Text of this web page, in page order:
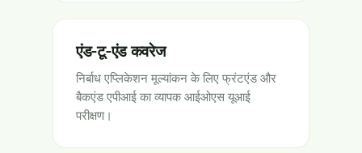
एंड-टू-एंड कवरेज
निर्बाध एप्लिकेशन मूल्यांकन के लिए फ्रंटएंड और
बैकएंड एपीआई का व्यापक आईओएस यूआई
परीक्षण।